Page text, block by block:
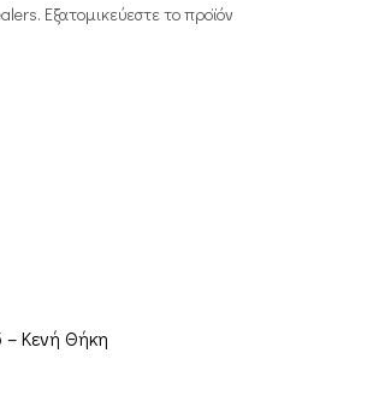
Εξατομικεύεστε το προϊόν
– Κενή Θήκη